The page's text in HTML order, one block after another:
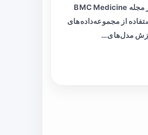
تیتر پژوهش تازه‌ای که در مجله BMC Medicine
از مجموعه‌داده‌های
مدل‌های…